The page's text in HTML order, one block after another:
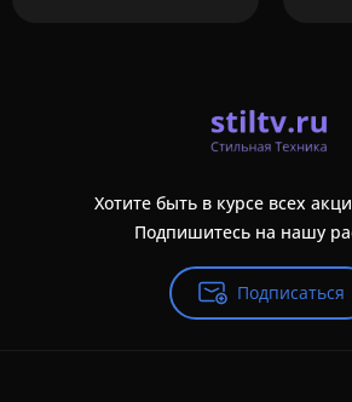
Хотите быть в курсе всех
Подпишитесь на нашу
Подписаться